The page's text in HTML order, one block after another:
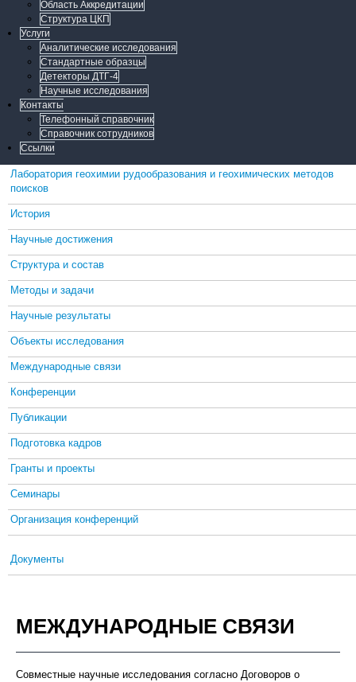
Область Аккредитации
Структура ЦКП
Услуги
Аналитические исследования
Стандартные образцы
Детекторы ДТГ-4
Научные исследования
Контакты
Телефонный справочник
Справочник сотрудников
Ссылки
Лаборатория геохимии рудообразования и геохимических методов
поисков
История
Научные достижения
Структура и состав
Методы и задачи
Научные результаты
Объекты исследования
Международные связи
Конференции
Публикации
Подготовка кадров
Гранты и проекты
Семинары
Организация конференций
Документы
МЕЖДУНАРОДНЫЕ СВЯЗИ
Совместные научные исследования согласно Договоров о